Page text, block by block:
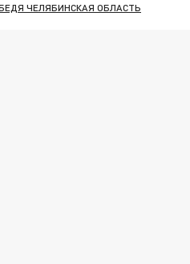
ЧЕЛЯБИНСКАЯ ОБЛАСТЬ